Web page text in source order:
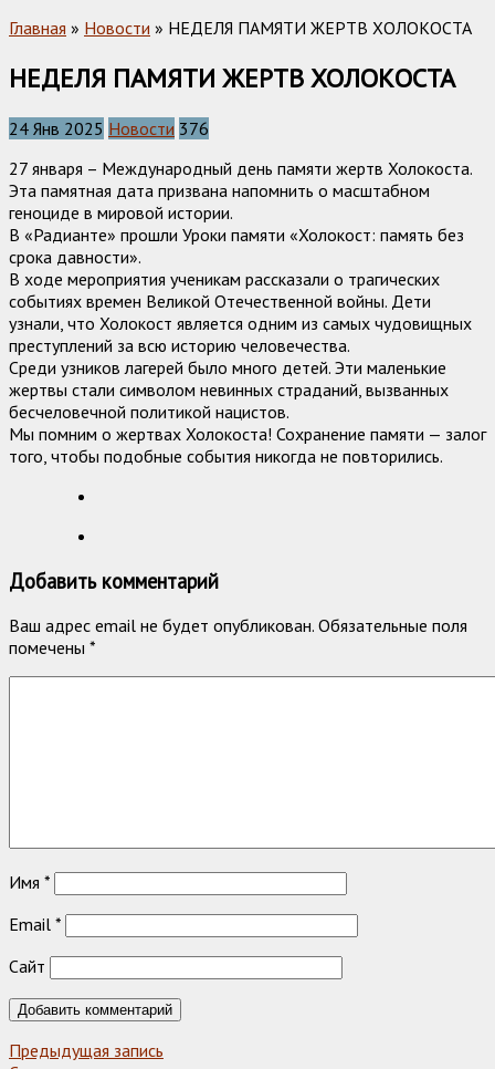
Главная » Новости » НЕДЕЛЯ ПАМЯТИ ЖЕРТВ ХОЛОКОСТА
НЕДЕЛЯ ПАМЯТИ ЖЕРТВ ХОЛОКОСТА
24 Янв 2025 Новости 376
27 января – Международный день памяти жертв Холокоста.
Эта памятная дата призвана напомнить о масштабном
геноциде в мировой истории.
В «Радианте» прошли Уроки памяти «Холокост: память без
срока давности».
В ходе мероприятия ученикам рассказали о трагических
событиях времен Великой Отечественной войны. Дети
узнали, что Холокост является одним из самых чудовищных
преступлений за всю историю человечества.
Среди узников лагерей было много детей. Эти маленькие
жертвы стали символом невинных страданий, вызванных
бесчеловечной политикой нацистов.
Мы помним о жертвах Холокоста! Сохранение памяти — залог
того, чтобы подобные события никогда не повторились.
Добавить комментарий
Ваш адрес email не будет опубликован. Обязательные поля
помечены *
Имя *
Email *
Сайт
Предыдущая запись